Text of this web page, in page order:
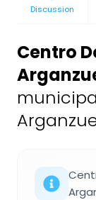
Discussion
Centro